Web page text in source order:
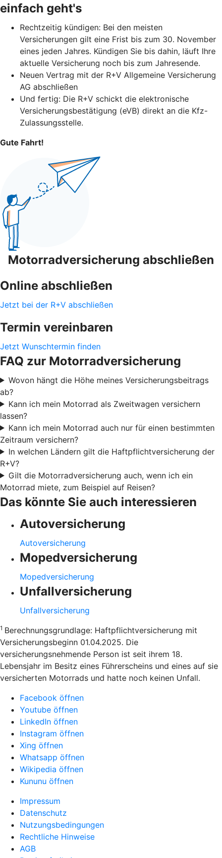
einfach geht's
Rechtzeitig kündigen: Bei den meisten
Versicherungen gilt eine Frist bis zum 30. November
eines jeden Jahres. Kündigen Sie bis dahin, läuft Ihre
aktuelle Versicherung noch bis zum Jahresende.
Neuen Vertrag mit der R+V Allgemeine Versicherung
AG abschließen
Und fertig: Die R+V schickt die elektronische
Versicherungsbestätigung (eVB) direkt an die Kfz-
Zulassungsstelle.
Gute Fahrt!
Motorradversicherung abschließen
Online abschließen
Jetzt bei der R+V abschließen
Termin vereinbaren
Jetzt Wunschtermin finden
FAQ zur Motorradversicherung
Wovon hängt die Höhe meines Versicherungsbeitrags
ab?
Kann ich mein Motorrad als Zweitwagen versichern
lassen?
Kann ich mein Motorrad auch nur für einen bestimmten
Zeitraum versichern?
In welchen Ländern gilt die Haftpflichtversicherung der
R+V?
Gilt die Motorradversicherung auch, wenn ich ein
Motorrad miete, zum Beispiel auf Reisen?
Das könnte Sie auch interessieren
Autoversicherung
Autoversicherung
Mopedversicherung
Mopedversicherung
Unfallversicherung
Unfallversicherung
1 Berechnungsgrundlage: Haftpflichtversicherung mit
Versicherungsbeginn 01.04.2025. Die
versicherungsnehmende Person ist seit ihrem 18.
Lebensjahr im Besitz eines Führerscheins und eines auf sie
versicherten Motorrads und hatte noch keinen Unfall.
Facebook öffnen
Youtube öffnen
LinkedIn öffnen
Instagram öffnen
Xing öffnen
Whatsapp öffnen
Wikipedia öffnen
Kununu öffnen
Impressum
Datenschutz
Nutzungsbedingungen
Rechtliche Hinweise
AGB